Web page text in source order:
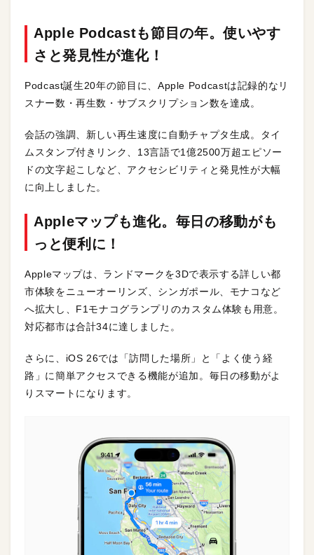
Apple Podcastも節目の年。使いやす
さと発見性が進化！
Podcast誕生20年の節目に、Apple Podcastは記録的なリ
スナー数・再生数・サブスクリプション数を達成。
会話の強調、新しい再生速度に自動チャプタ生成。タイ
ムスタンプ付きリンク、13言語で1億2500万超エピソー
ドの文字起こしなど、アクセシビリティと発見性が大幅
に向上しました。
Appleマップも進化。毎日の移動がも
っと便利に！
Appleマップは、ランドマークを3Dで表示する詳しい都
市体験をニューオーリンズ、シンガポール、モナコなど
へ拡大し、F1モナコグランプリのカスタム体験も用意。
対応都市は合計34に達しました。
さらに、iOS 26では「訪問した場所」と「よく使う経
路」に簡単アクセスできる機能が追加。毎日の移動がよ
りスマートになります。